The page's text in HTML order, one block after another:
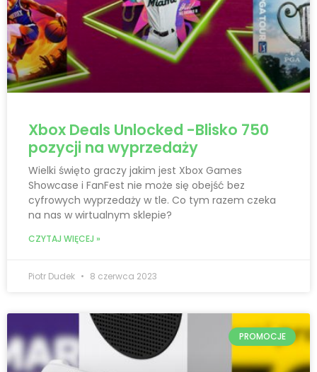
Xbox Deals Unlocked -Blisko 750
pozycji na wyprzedaży
Wielki święto graczy jakim jest Xbox Games
Showcase i FanFest nie może się obejść bez
cyfrowych wyprzedaży w tle. Co tym razem czeka
na nas w wirtualnym sklepie?
CZYTAJ WIĘCEJ »
Piotr Dudek 8 czerwca 2023
PROMOCJE